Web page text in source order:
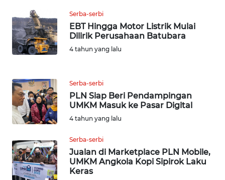
Serba-serbi
EBT Hingga Motor Listrik Mulai
Dilirik Perusahaan Batubara
4 tahun yang lalu
Serba-serbi
PLN Siap Beri Pendampingan
UMKM Masuk ke Pasar Digital
4 tahun yang lalu
Serba-serbi
Jualan di Marketplace PLN Mobile,
UMKM Angkola Kopi Sipirok Laku
Keras
SULTRA
WN
NTB
WN
SULTENG
WN
WN
BABEL